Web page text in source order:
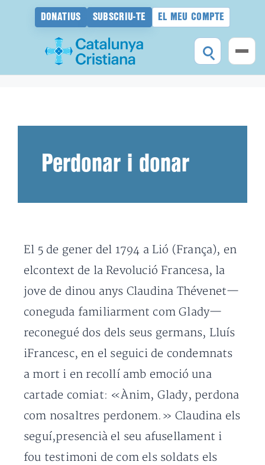
DONATIUS SUBSCRIU-TE EL MEU COMPTE
Perdonar i donar
El 5 de gener del 1794 a Lió (França), en
elcontext de la Revolució Francesa, la
jove de dinou anys Claudina Thévenet—
coneguda familiarment com Glady—
reconegué dos dels seus germans, Lluís
iFrancesc, en el seguici de condemnats
a mort i en recollí amb emoció una
cartade comiat: «Ànim, Glady, perdona
com nosaltres perdonem.» Claudina els
seguí,presencià el seu afusellament i
fou testimoni de com els soldats els